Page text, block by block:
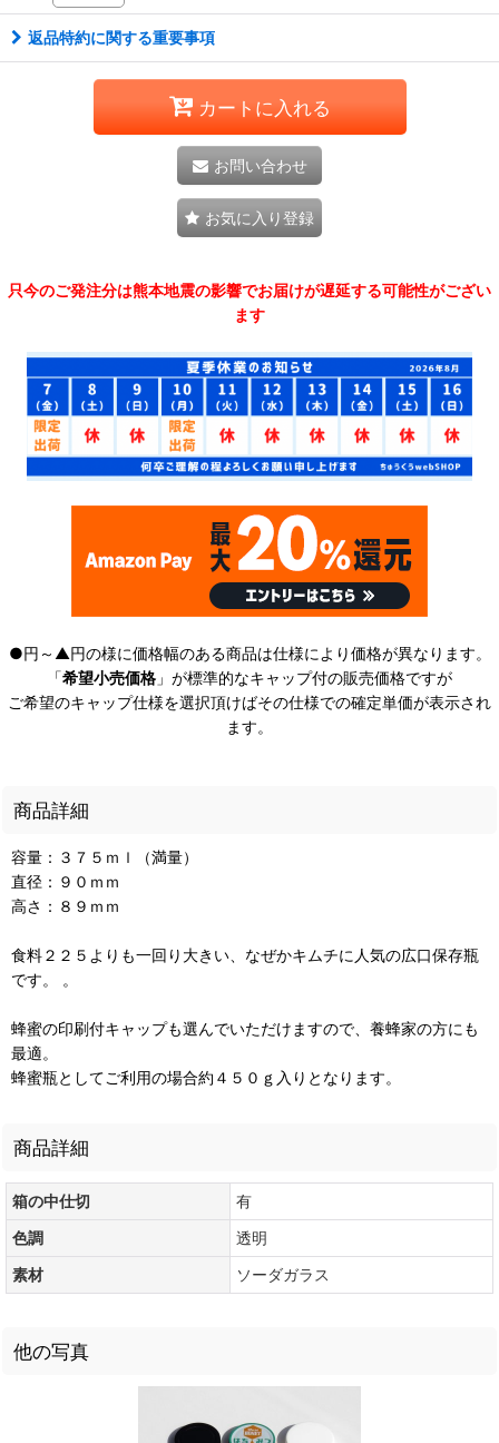
返品特約に関する重要事項
カートに入れる
お問い合わせ
お気に入り登録
只今のご発注分は熊本地震の影響でお届けが遅延する可能性がござい
ます
●円～▲円の様に価格幅のある商品は仕様により価格が異なります。
「希望小売価格 」が標準的なキャップ付の販売価格ですが
ご希望のキャップ仕様を選択頂けばその仕様での確定単価が表示され
ます。
商品詳細
容量：３７５ｍｌ（満量）
直径：９０ｍｍ
高さ：８９ｍｍ
食料２２５よりも一回り大きい、なぜかキムチに人気の広口保存瓶
です。 。
蜂蜜の印刷付キャップも選んでいただけますので、養蜂家の方にも
最適。
蜂蜜瓶としてご利用の場合約４５０ｇ入りとなります。
商品詳細
箱の中仕切
有
色調
透明
素材
ソーダガラス
他の写真